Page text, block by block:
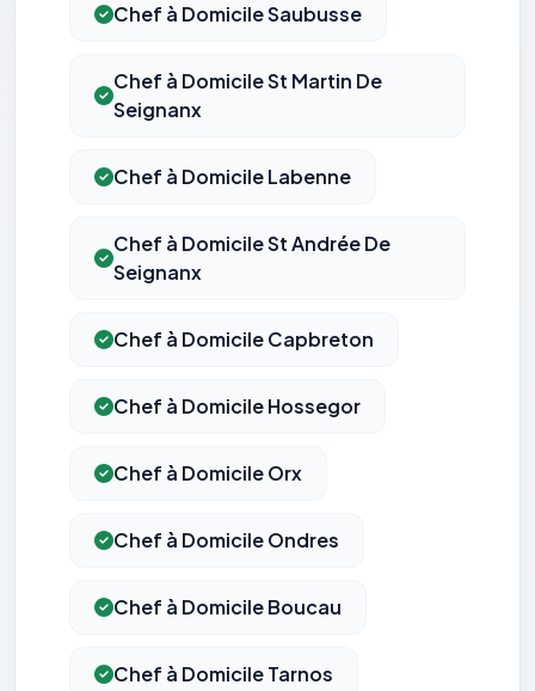
Chef à Domicile Saubusse
Chef à Domicile St Martin De
Seignanx
Chef à Domicile Labenne
Chef à Domicile St Andrée De
Seignanx
Chef à Domicile Capbreton
Chef à Domicile Hossegor
Chef à Domicile Orx
Chef à Domicile Ondres
Chef à Domicile Boucau
Chef à Domicile Tarnos